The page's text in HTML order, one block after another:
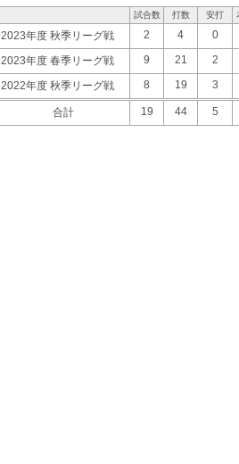
試合数 打数 安打
2023年度 秋季リーグ戦 2 4 0
2023年度 春季リーグ戦 9 21 2
2022年度 秋季リーグ戦 8 19 3
合計 19 44 5